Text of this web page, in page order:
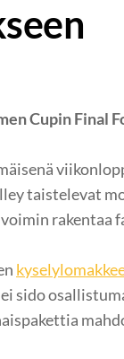
Cupin Final
taistelevat
rakentaa
sido